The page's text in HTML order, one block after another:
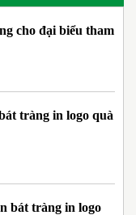
cho đại biểu tham
tràng in logo quà
bát tràng in logo